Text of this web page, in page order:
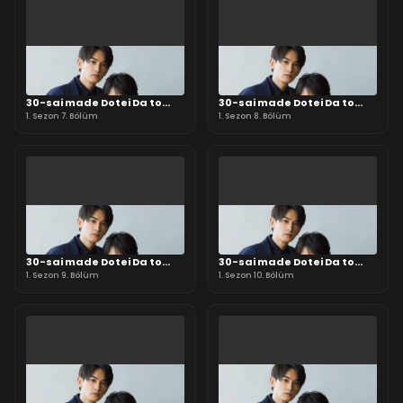
30-sai made Dotei Da to
Mahotsukai ni Nareru rashii
1. Sezon 7. Bölüm
30-sai made Dotei Da to
Mahotsukai ni Nareru rashii
1. Sezon 8. Bölüm
30-sai made Dotei Da to
Mahotsukai ni Nareru rashii
1. Sezon 9. Bölüm
30-sai made Dotei Da to
Mahotsukai ni Nareru rashii
1. Sezon 10. Bölüm